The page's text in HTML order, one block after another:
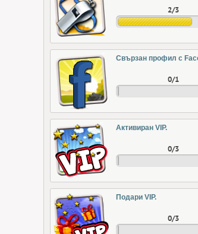
2/3
Свързан профил с
0/1
Активиран VIP.
0/3
Подари VIP.
0/3